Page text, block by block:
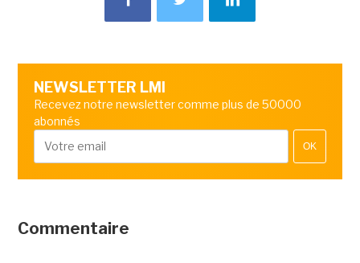
NEWSLETTER LMI
Recevez notre newsletter comme plus de 50000
abonnés
OK
Commentaire